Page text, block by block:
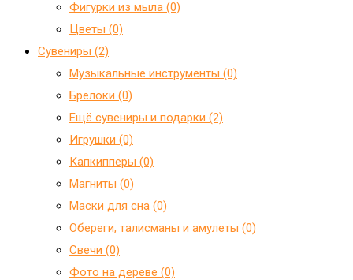
Фигурки из мыла (0)
Цветы (0)
Сувениры (2)
Mузыкальные инструменты (0)
Брелоки (0)
Ещё сувениры и подарки (2)
Игрушки (0)
Капкипперы (0)
Магниты (0)
Маски для сна (0)
Обереги, талисманы и амулеты (0)
Свечи (0)
Фото на дереве (0)